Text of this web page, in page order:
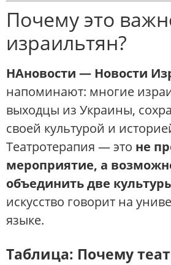
Почему это
израильтян?
НАновости — Новости
напоминают: многие
выходцы из Украины,
своей культурой и
Театротерапия — это не
мероприятие, а
объединить две
искусство говорит на
языке.
Таблица: Почему